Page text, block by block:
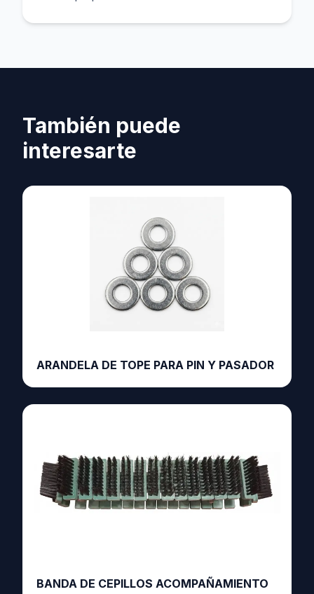
También puede
interesarte
ARANDELA DE TOPE PARA PIN Y PASADOR
BANDA DE CEPILLOS ACOMPAÑAMIENTO